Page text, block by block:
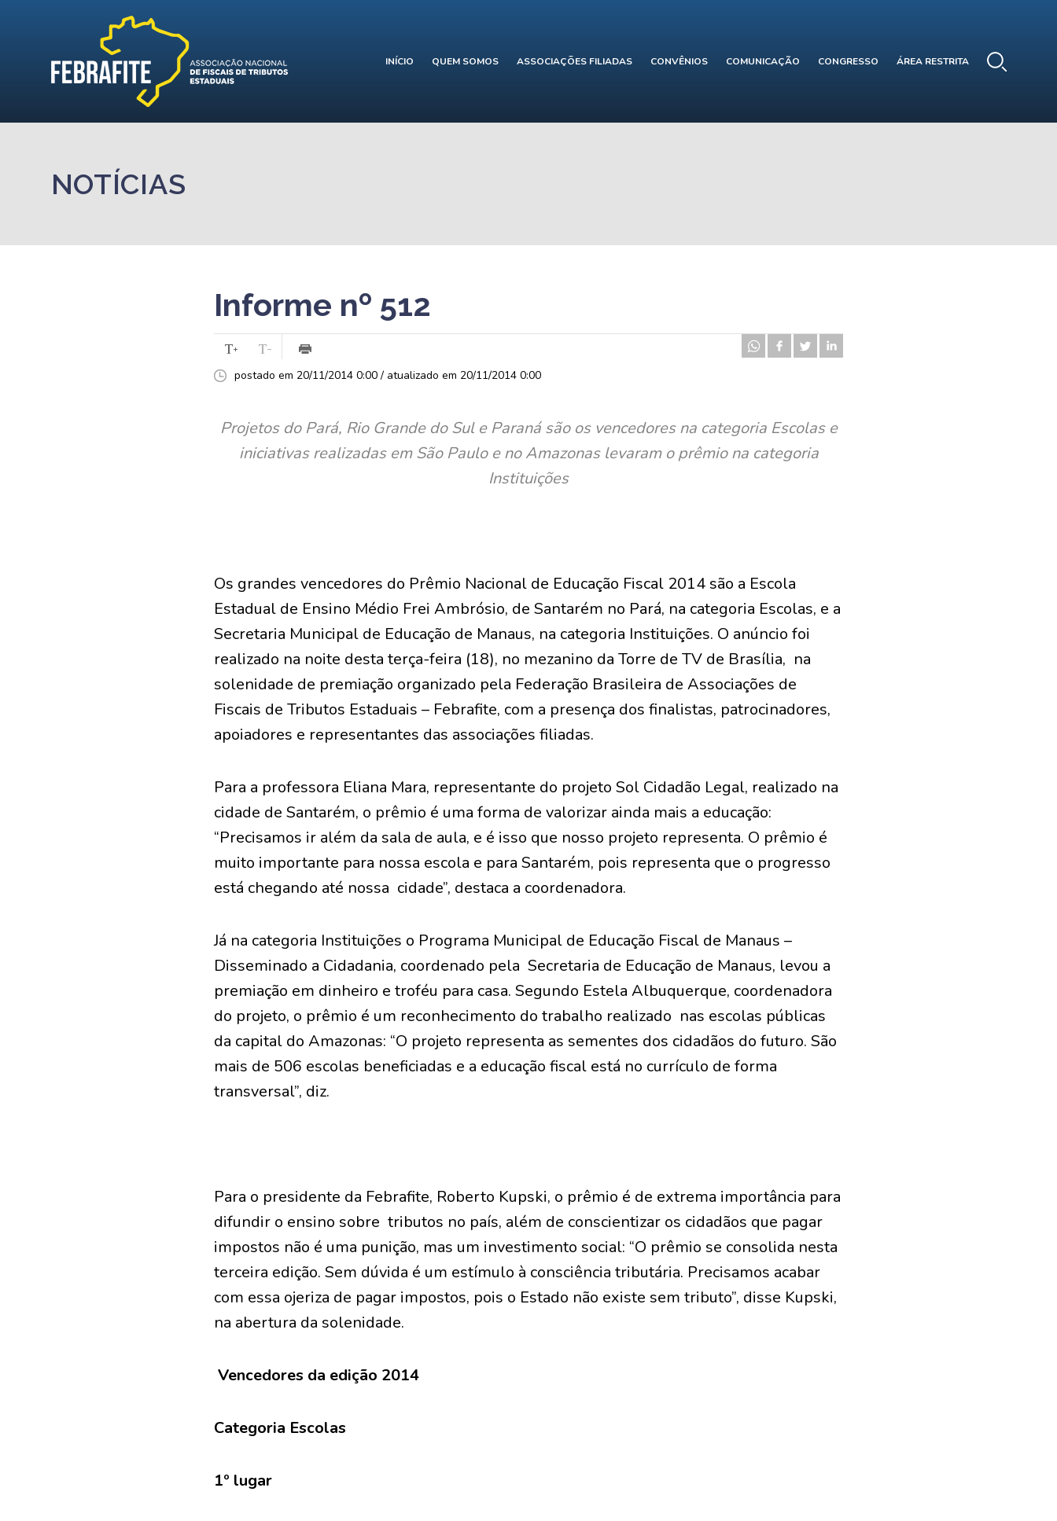
INÍCIO QUEM SOMOS ASSOCIAÇÕES FILIADAS CONVÊNIOS COMUNICAÇÃO CONGRESSO ÁREA RESTRITA
NOTÍCIAS
Informe nº 512
postado em 20/11/2014 0:00 / atualizado em 20/11/2014 0:00
Projetos do Pará, Rio Grande do Sul e Paraná são os vencedores na categoria Escolas e
iniciativas realizadas em São Paulo e no Amazonas levaram o prêmio na categoria
Instituições
Os grandes vencedores do Prêmio Nacional de Educação Fiscal 2014 são a Escola
Estadual de Ensino Médio Frei Ambrósio, de Santarém no Pará, na categoria Escolas, e a
Secretaria Municipal de Educação de Manaus, na categoria Instituições. O anúncio foi
realizado na noite desta terça-feira (18), no mezanino da Torre de TV de Brasília, na
solenidade de premiação organizado pela Federação Brasileira de Associações de
Fiscais de Tributos Estaduais – Febrafite, com a presença dos finalistas, patrocinadores,
apoiadores e representantes das associações filiadas.
Para a professora Eliana Mara, representante do projeto Sol Cidadão Legal, realizado na
cidade de Santarém, o prêmio é uma forma de valorizar ainda mais a educação:
“Precisamos ir além da sala de aula, e é isso que nosso projeto representa. O prêmio é
muito importante para nossa escola e para Santarém, pois representa que o progresso
está chegando até nossa cidade”, destaca a coordenadora.
Já na categoria Instituições o Programa Municipal de Educação Fiscal de Manaus –
Disseminado a Cidadania, coordenado pela Secretaria de Educação de Manaus, levou a
premiação em dinheiro e troféu para casa. Segundo Estela Albuquerque, coordenadora
do projeto, o prêmio é um reconhecimento do trabalho realizado nas escolas públicas
da capital do Amazonas: “O projeto representa as sementes dos cidadãos do futuro. São
mais de 506 escolas beneficiadas e a educação fiscal está no currículo de forma
transversal”, diz.
Para o presidente da Febrafite, Roberto Kupski, o prêmio é de extrema importância para
difundir o ensino sobre tributos no país, além de conscientizar os cidadãos que pagar
impostos não é uma punição, mas um investimento social: “O prêmio se consolida nesta
terceira edição. Sem dúvida é um estímulo à consciência tributária. Precisamos acabar
com essa ojeriza de pagar impostos, pois o Estado não existe sem tributo”, disse Kupski,
na abertura da solenidade.
Vencedores da edição 2014
Categoria Escolas
1º lugar